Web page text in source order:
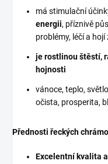
má stimulační
energii, příznivě
problémy, léčí a
je rostlinou štěstí,
hojnosti
vánoce, teplo,
očista, prosperita,
Přednosti řeckých
Excelentní kvalita